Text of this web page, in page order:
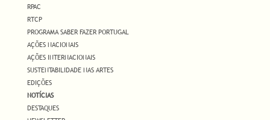
RPAC
RTCP
PROGRAMA SABER FAZER PORTUGAL
AÇÕES NACIONAIS
AÇÕES INTERNACIONAIS
SUSTENTABILIDADE NAS ARTES
EDIÇÕES
NOTÍCIAS
DESTAQUES